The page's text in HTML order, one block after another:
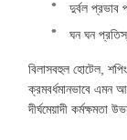
দুর্বল প্রভাব
ঘন ঘন
বিলাসবহুল হোটেল,
ক্রমবর্ধমানভাবে এমন
দীর্ঘমেয়াদী কর্মক্ষমতা